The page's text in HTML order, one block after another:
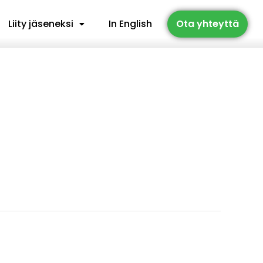
Liity jäseneksi In English Ota yhteyttä